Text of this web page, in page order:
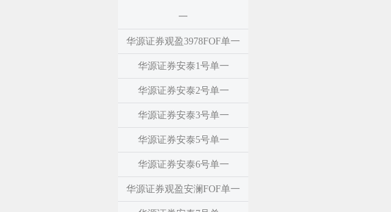
一
华源证券观盈3978FOF单一
华源证券安泰1号单一
华源证券安泰2号单一
华源证券安泰3号单一
华源证券安泰5号单一
华源证券安泰6号单一
华源证券观盈安澜FOF单一